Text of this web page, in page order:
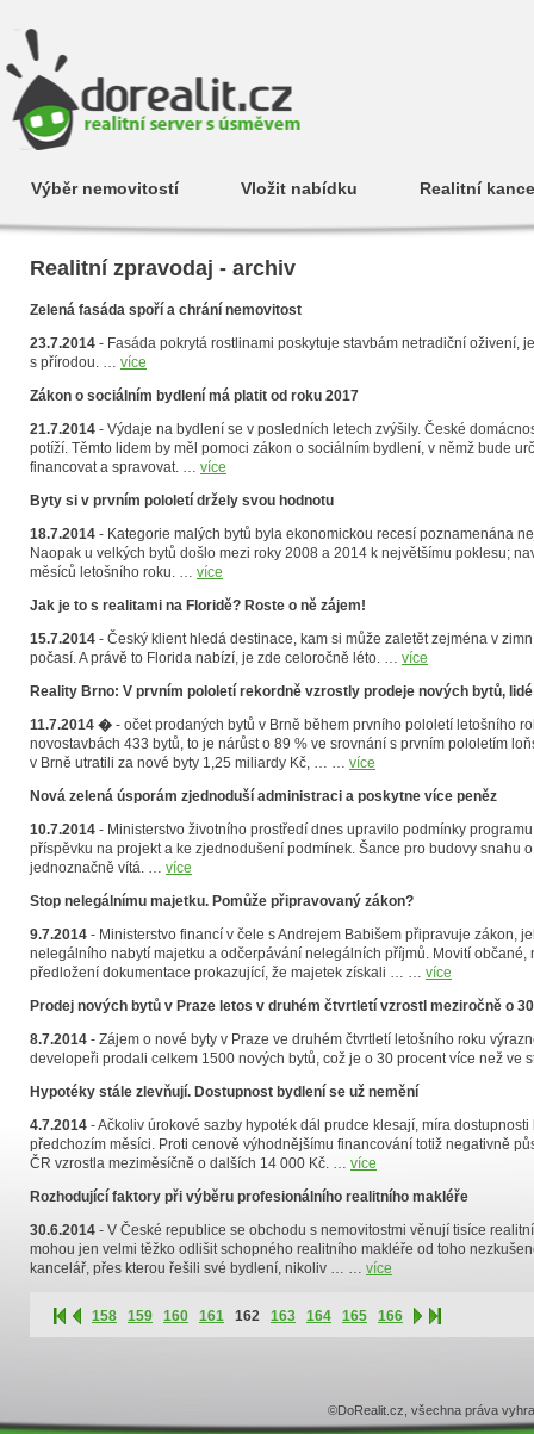
Výběr nemovitostí Vložit nabídku Realitní
Realitní zpravodaj - archiv
Zelená fasáda spoří a chrání nemovitost
23.7.2014 - Fasáda pokrytá rostlinami poskytuje stavbám netradiční oživení,
s přírodou. … více
Zákon o sociálním bydlení má platit od roku 2017
21.7.2014 - Výdaje na bydlení se v posledních letech zvýšily. České
potíží. Těmto lidem by měl pomoci zákon o sociálním bydlení, v němž bude
financovat a spravovat. … více
Byty si v prvním pololetí držely svou hodnotu
18.7.2014 - Kategorie malých bytů byla ekonomickou recesí poznamenána
Naopak u velkých bytů došlo mezi roky 2008 a 2014 k největšímu poklesu;
měsíců letošního roku. … více
Jak je to s realitami na Floridě? Roste o ně zájem!
15.7.2014 - Český klient hledá destinace, kam si může zaletět zejména v
počasí. A právě to Florida nabízí, je zde celoročně léto. … více
Reality Brno: V prvním pololetí rekordně vzrostly prodeje nových bytů,
11.7.2014 � - očet prodaných bytů v Brně během prvního pololetí letošního
novostavbách 433 bytů, to je nárůst o 89 % ve srovnání s prvním pololetím
v Brně utratili za nové byty 1,25 miliardy Kč, … … více
Nová zelená úsporám zjednoduší administraci a poskytne více peněz
10.7.2014 - Ministerstvo životního prostředí dnes upravilo podmínky
příspěvku na projekt a ke zjednodušení podmínek. Šance pro budovy snahu
jednoznačně vítá. … více
Stop nelegálnímu majetku. Pomůže připravovaný zákon?
9.7.2014 - Ministerstvo financí v čele s Andrejem Babišem připravuje zákon,
nelegálního nabytí majetku a odčerpávání nelegálních příjmů. Movití
předložení dokumentace prokazující, že majetek získali … … více
Prodej nových bytů v Praze letos v druhém čtvrtletí vzrostl meziročně o
8.7.2014 - Zájem o nové byty v Praze ve druhém čtvrtletí letošního roku
developeři prodali celkem 1500 nových bytů, což je o 30 procent více než
Hypotéky stále zlevňují. Dostupnost bydlení se už nemění
4.7.2014 - Ačkoliv úrokové sazby hypoték dál prudce klesají, míra
předchozím měsíci. Proti cenově výhodnějšímu financování totiž negativně
ČR vzrostla meziměsíčně o dalších 14 000 Kč. … více
Rozhodující faktory při výběru profesionálního realitního makléře
30.6.2014 - V České republice se obchodu s nemovitostmi věnují tisíce
mohou jen velmi těžko odlišit schopného realitního makléře od toho
kancelář, přes kterou řešili své bydlení, nikoliv … … více
158 159 160 161 162 163 164 165 166
©DoRealit.cz, všechna práva